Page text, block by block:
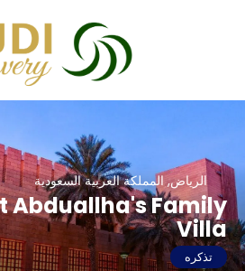
الرياض, المملكة العربية السعودية
Abduallha's Family
Villa
تذكره